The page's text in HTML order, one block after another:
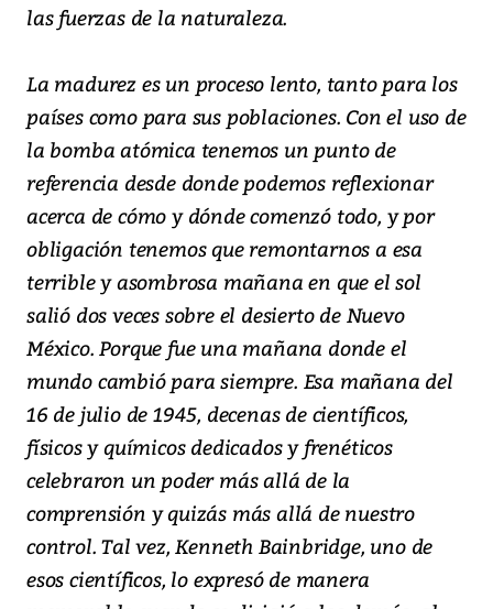
las fuerzas de la naturaleza.
La madurez es un proceso lento, tanto para los
países como para sus poblaciones. Con el uso de
la bomba atómica tenemos un punto de
referencia desde donde podemos reflexionar
acerca de cómo y dónde comenzó todo, y por
obligación tenemos que remontarnos a esa
terrible y asombrosa mañana en que el sol
salió dos veces sobre el desierto de Nuevo
México. Porque fue una mañana donde el
mundo cambió para siempre. Esa mañana del
16 de julio de 1945, decenas de científicos,
físicos y químicos dedicados y frenéticos
celebraron un poder más allá de la
comprensión y quizás más allá de nuestro
control. Tal vez, Kenneth Bainbridge, uno de
esos científicos, lo expresó de manera